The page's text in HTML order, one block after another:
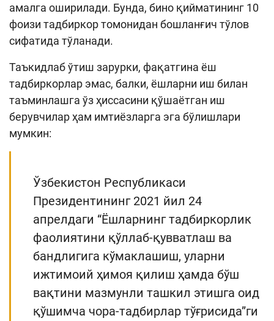
амалга оширилади. Бунда, бино қийматининг 10
фоизи тадбиркор томонидан бошланғич тўлов
сифатида тўланади.
Таъкидлаб ўтиш зарурки, фақатгина ёш
тадбиркорлар эмас, балки, ёшларни иш билан
таъминлашга ўз ҳиссасини қўшаётган иш
берувчилар ҳам имтиёзларга эга бўлишлари
мумкин:
Ўзбекистон Республикаси
Президентининг 2021 йил 24
апрелдаги “Ёшларнинг тадбиркорлик
фаолиятини қўллаб-қувватлаш ва
бандлигига кўмаклашиш, уларни
ижтимоий ҳимоя қилиш ҳамда бўш
вақтини мазмунли ташкил этишга оид
қўшимча чора-тадбирлар тўғрисида”ги